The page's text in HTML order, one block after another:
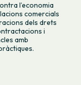
l’economia
comercials
dels drets
i
amb